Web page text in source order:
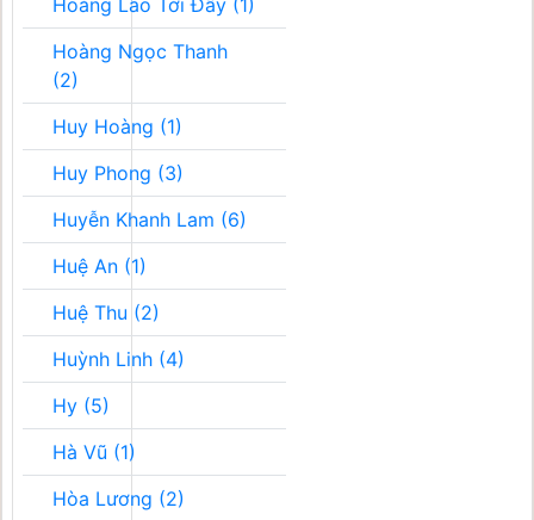
Hoàng Lão Tới Đây (1)
Hoàng Ngọc Thanh
(2)
Huy Hoàng (1)
Huy Phong (3)
Huyễn Khanh Lam (6)
Huệ An (1)
Huệ Thu (2)
Huỳnh Linh (4)
Hy (5)
Hà Vũ (1)
Hòa Lương (2)